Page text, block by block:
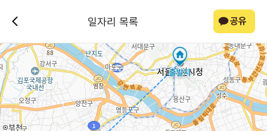
일자리 목록 공유